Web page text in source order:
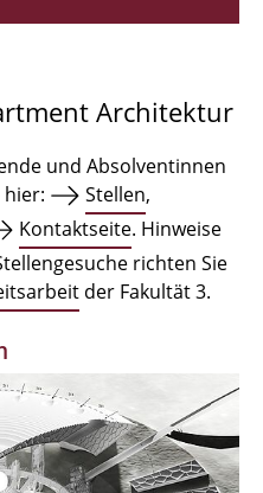
Architektur
und Absolventinnen
hier:
Stellen,
Kontaktseite. Hinweise
richten Sie
der Fakultät 3.